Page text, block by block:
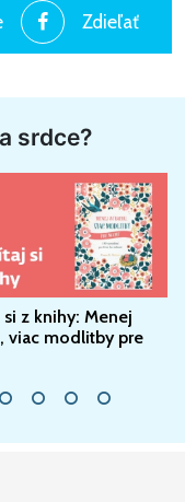
Zdieľať
srdce?
si z knihy: Menej
viac modlitby pre